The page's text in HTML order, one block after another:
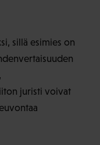
sillä esimies on
juristi voivat